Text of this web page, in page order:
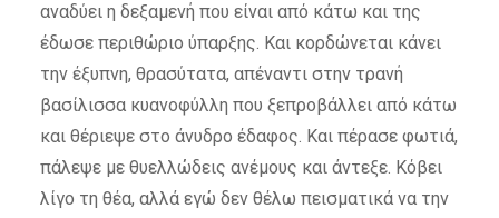
αναδύει η δεξαμενή που είναι από κάτω και της
έδωσε περιθώριο ύπαρξης. Και κορδώνεται κάνει
την έξυπνη, θρασύτατα, απέναντι στην τρανή
βασίλισσα κυανοφύλλη που ξεπροβάλλει από κάτω
και θέριεψε στο άνυδρο έδαφος. Και πέρασε φωτιά,
πάλεψε με θυελλώδεις ανέμους και άντεξε. Κόβει
λίγο τη θέα, αλλά εγώ δεν θέλω πεισματικά να την